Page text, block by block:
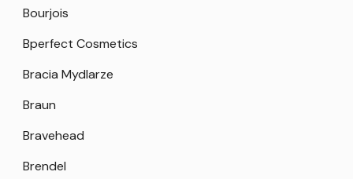
Bourjois
Bperfect Cosmetics
Bracia Mydlarze
Braun
Bravehead
Brendel